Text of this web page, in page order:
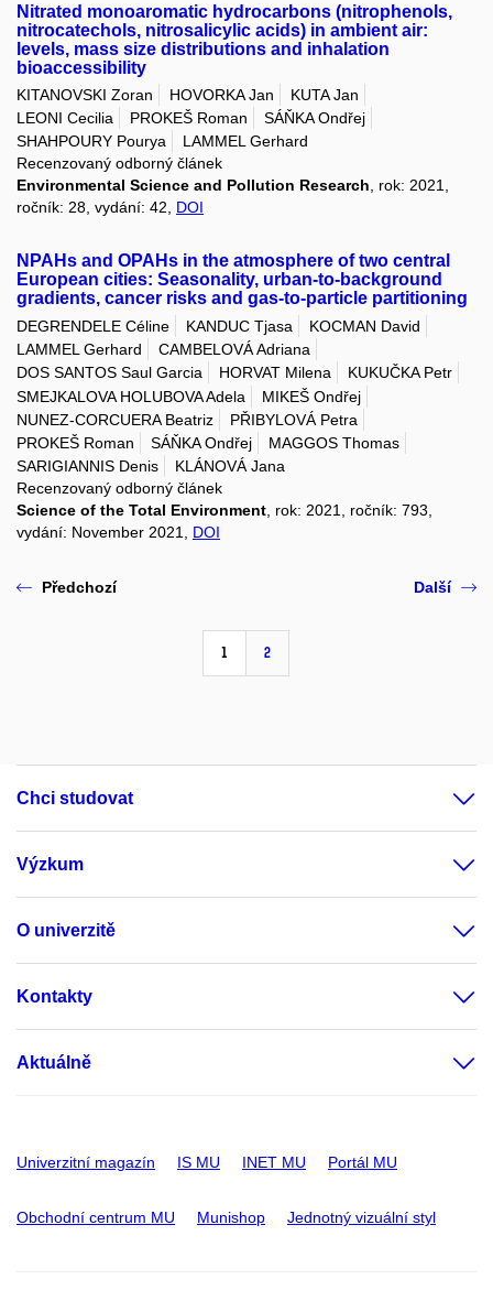
Nitrated monoaromatic hydrocarbons (nitrophenols,
nitrocatechols, nitrosalicylic acids) in ambient air:
levels, mass size distributions and inhalation
bioaccessibility
KITANOVSKI Zoran HOVORKA Jan
KUTA Jan
LEONI Cecilia
PROKEŠ Roman
SÁŇKA Ondřej
SHAHPOURY Pourya
LAMMEL Gerhard
Recenzovaný odborný článek
Environmental Science and Pollution Research, rok: 2021,
ročník: 28, vydání: 42, DOI
NPAHs and OPAHs in the atmosphere of two central
European cities: Seasonality, urban-to-background
gradients, cancer risks and gas-to-particle partitioning
DEGRENDELE Céline KANDUC Tjasa
KOCMAN David
LAMMEL Gerhard
CAMBELOVÁ Adriana
DOS SANTOS Saul Garcia
HORVAT Milena
KUKUČKA Petr
SMEJKALOVA HOLUBOVA Adela
MIKEŠ Ondřej
NUNEZ-CORCUERA Beatriz
PŘIBYLOVÁ Petra
PROKEŠ Roman
SÁŇKA Ondřej
MAGGOS Thomas
SARIGIANNIS Denis
KLÁNOVÁ Jana
Recenzovaný odborný článek
Science of the Total Environment, rok: 2021, ročník: 793,
vydání: November 2021, DOI
Předchozí
1 2
Další
Chci studovat
Výzkum
O univerzitě
Kontakty
Aktuálně
Univerzitní magazín IS MU INET MU Portál MU
Obchodní centrum MU Munishop Jednotný vizuální styl